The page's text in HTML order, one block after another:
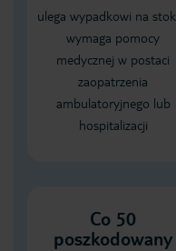
ulega wypadkowi na
wymaga pomocy
medycznej w postaci
zaopatrzenia
ambulatoryjnego lub
hospitalizacji
Co 50
poszkodowany